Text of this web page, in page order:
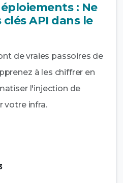
: Ne
clés API dans le
de vraies passoires de
à les chiffrer en
l'injection de
votre infra.